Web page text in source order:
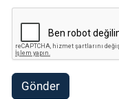
Gönder